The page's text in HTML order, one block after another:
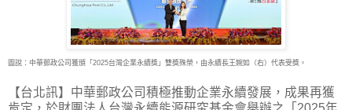
圖說：中華郵政公司獲頒「2025台灣企業永續獎」雙獎殊榮，由永續長王婉如（右）代表受獎。
【台北訊】中華郵政公司積極推動企業永續發展，成果再獲